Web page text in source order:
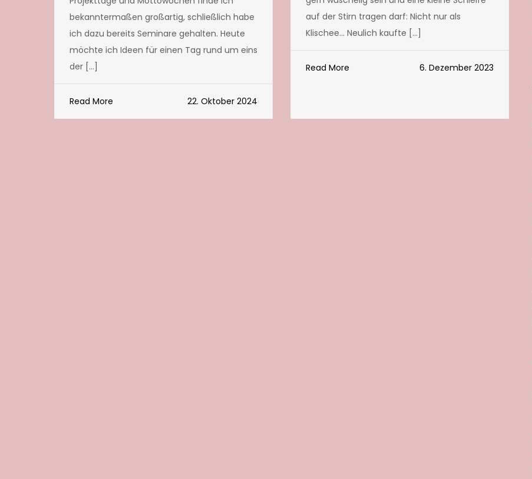
bekanntermaßen großartig, schließlich habe
ich dazu bereits Seminare gehalten. Heute
möchte ich Ideen für einen Tag rund um eins
der […]
Read More 22. Oktober 2024
auf der Stirn tragen darf: Nicht nur als
Klischee… Neulich kaufte […]
Read More 6. Dezember 2023